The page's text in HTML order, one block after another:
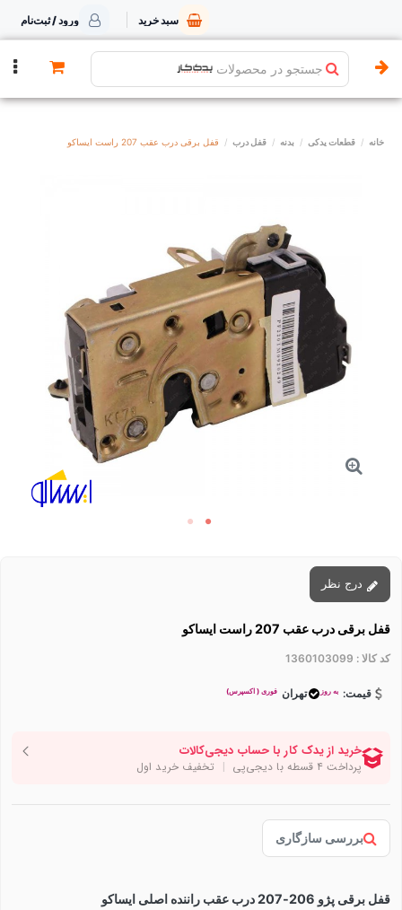
سبد خرید ورود / ثبت‌نام
جستجو در محصولات
خانه قطعات یدکی بدنه قفل درب قفل برقی درب عقب 207 راست ایساکو
قفل برقی درب عقب 207 راست ایساکو
کد کالا : 1360103099
قیمت: به روز تهران فوری ( اکسپرس)
بررسی سازگاری
قفل برقی پژو 206-207 درب عقب راننده اصلی ایساکو